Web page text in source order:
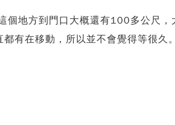
個地方到門口大概還有100多公尺，
有在移動，所以並不會覺得等很久。